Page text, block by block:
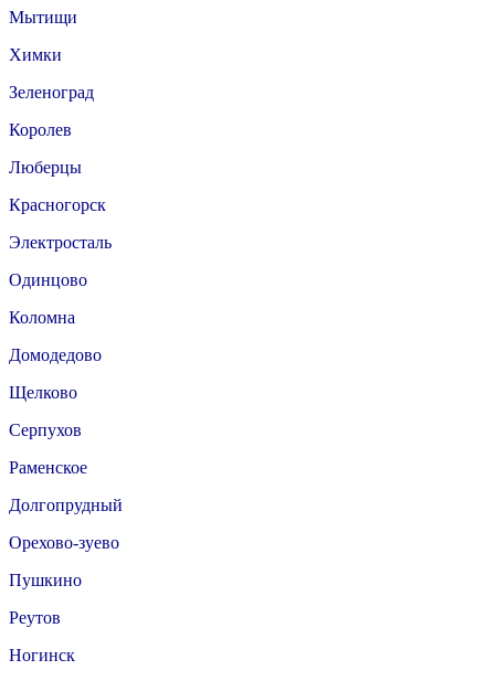
Мытищи
Химки
Зеленоград
Королев
Люберцы
Красногорск
Электросталь
Одинцово
Коломна
Домодедово
Щелково
Серпухов
Раменское
Долгопрудный
Орехово-зуево
Пушкино
Реутов
Ногинск